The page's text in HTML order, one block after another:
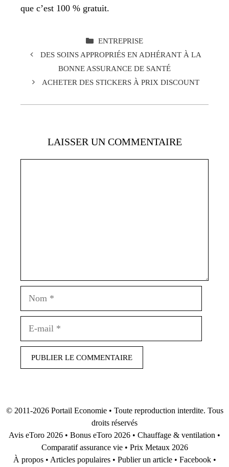
que c’est 100 % gratuit.
CATÉGORIES
ENTREPRISE
DES SOINS APPROPRIÉS EN ADHÉRANT À LA
BONNE ASSURANCE DE SANTÉ
ACHETER DES STICKERS À PRIX DISCOUNT
LAISSER UN COMMENTAIRE
© 2011-2026 Portail Economie• Toute reproduction interdite. Tous
droits réservés
Avis eToro 2026 • Bonus eToro 2026 • Chauffage & ventilation •
Comparatif assurance vie• Prix Metaux 2026
À propos• Articles populaires• Publier un article• Facebook•